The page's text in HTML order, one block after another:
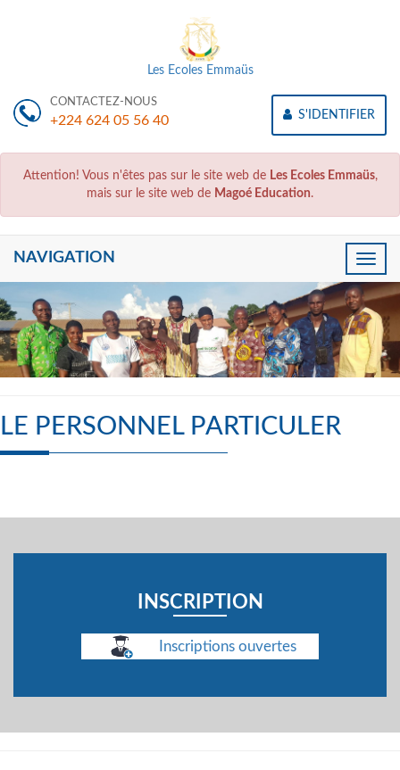
Les Ecoles Emmaüs
CONTACTEZ-NOUS
+224 624 05 56 40 S'IDENTIFIER
Attention! Vous n'êtes pas sur le site web de Les Ecoles Emmaüs,
mais sur le site web de Magoé Education.
Toggle
NAVIGATION
LE PERSONNEL PARTICULER
INSCRIPTION
Inscriptions ouvertes